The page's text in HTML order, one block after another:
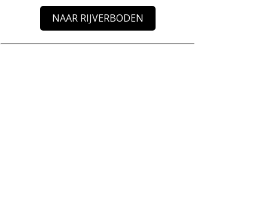
NAAR RIJVERBODEN